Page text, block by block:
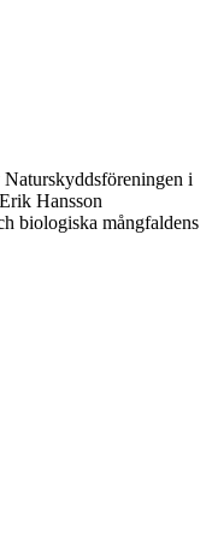
i
Hansson
biologiska mångfaldens